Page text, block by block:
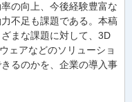
の向上、今後経験豊富な
不足も課題である。本稿
まな課題に対して、3D
ェアなどのソリューショ
るのかを、企業の導入事